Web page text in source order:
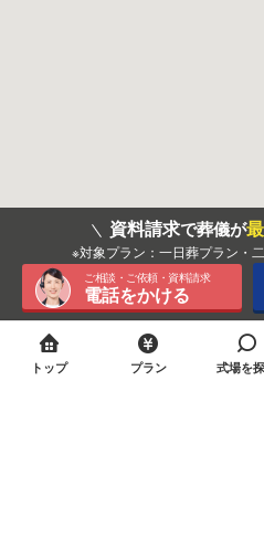
資料請求で葬儀が
※対象プラン：一日葬プラン・
ご相談・ご依頼・資料請求
電話をかける
トップ プラン 式場を